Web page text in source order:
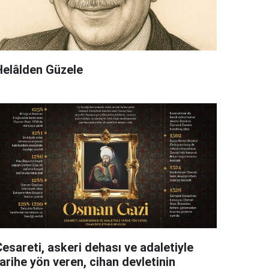
Güzele
askeri dehası ve adaletiyle
yön veren, cihan devletinin